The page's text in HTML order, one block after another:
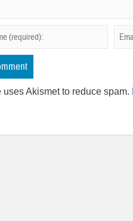
uses Akismet to reduce spam.